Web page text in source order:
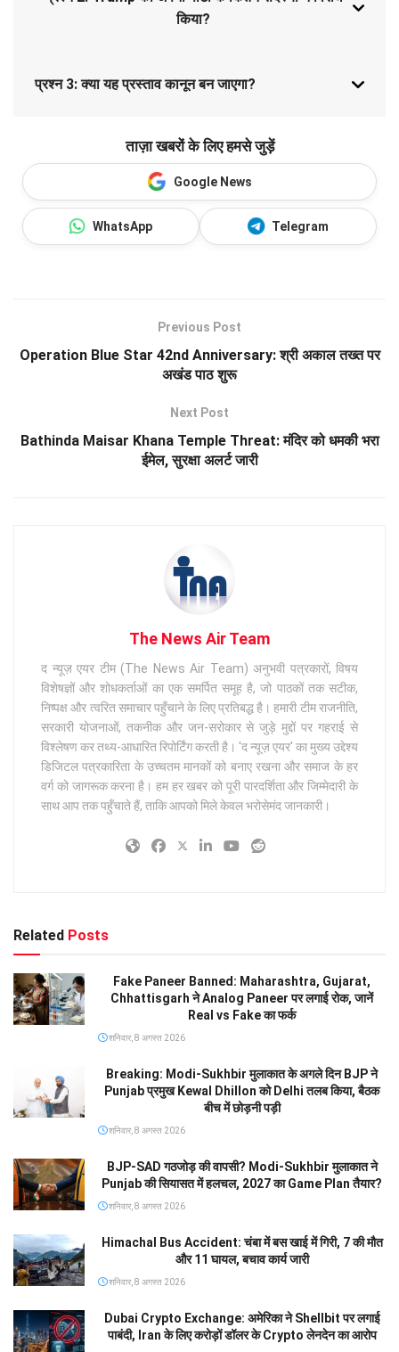
किया?
प्रश्न 3: क्या यह प्रस्ताव कानून बन जाएगा?
ताज़ा खबरों के लिए हमसे जुड़ें
Google News
WhatsApp Telegram
Previous Post
Operation Blue Star 42nd Anniversary: श्री अकाल तख्त पर
अखंड पाठ शुरू
Next Post
Bathinda Maisar Khana Temple Threat: मंदिर को धमकी भरा
ईमेल, सुरक्षा अलर्ट जारी
The News Air Team
द न्यूज़ एयर टीम (The News Air Team) अनुभवी पत्रकारों, विषय
विशेषज्ञों और शोधकर्ताओं का एक समर्पित समूह है, जो पाठकों तक सटीक,
निष्पक्ष और त्वरित समाचार पहुँचाने के लिए प्रतिबद्ध है। हमारी टीम राजनीति,
सरकारी योजनाओं, तकनीक और जन-सरोकार से जुड़े मुद्दों पर गहराई से
विश्लेषण कर तथ्य-आधारित रिपोर्टिंग करती है। 'द न्यूज़ एयर' का मुख्य उद्देश्य
डिजिटल पत्रकारिता के उच्चतम मानकों को बनाए रखना और समाज के हर
वर्ग को जागरूक करना है। हम हर खबर को पूरी पारदर्शिता और जिम्मेदारी के
साथ आप तक पहुँचाते हैं, ताकि आपको मिले केवल भरोसेमंद जानकारी।
Related Posts
Fake Paneer Banned: Maharashtra, Gujarat,
Chhattisgarh ने Analog Paneer पर लगाई रोक, जानें
Real vs Fake का फर्क
शनिवार, 8 अगस्त 2026
Breaking: Modi-Sukhbir मुलाकात के अगले दिन BJP ने
Punjab प्रमुख Kewal Dhillon को Delhi तलब किया, बैठक
बीच में छोड़नी पड़ी
शनिवार, 8 अगस्त 2026
BJP-SAD गठजोड़ की वापसी? Modi-Sukhbir मुलाकात ने
Punjab की सियासत में हलचल, 2027 का Game Plan तैयार?
शनिवार, 8 अगस्त 2026
Himachal Bus Accident: चंबा में बस खाई में गिरी, 7 की मौत
और 11 घायल, बचाव कार्य जारी
शनिवार, 8 अगस्त 2026
Dubai Crypto Exchange: अमेरिका ने Shellbit पर लगाई
पाबंदी, Iran के लिए करोड़ों डॉलर के Crypto लेनदेन का आरोप